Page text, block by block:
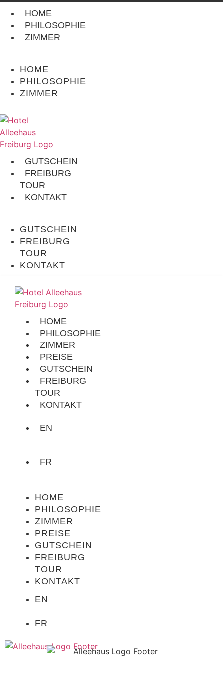
HOME
PHILOSOPHIE
ZIMMER
HOME
PHILOSOPHIE
ZIMMER
GUTSCHEIN
FREIBURG
TOUR
KONTAKT
GUTSCHEIN
FREIBURG
TOUR
KONTAKT
HOME
PHILOSOPHIE
ZIMMER
PREISE
GUTSCHEIN
FREIBURG
TOUR
KONTAKT
EN
FR
HOME
PHILOSOPHIE
ZIMMER
PREISE
GUTSCHEIN
FREIBURG
TOUR
KONTAKT
EN
FR